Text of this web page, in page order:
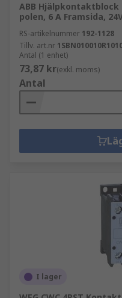
ABB Hjälpkontaktblock
polen, 6 A Framsida,
RS-artikelnummer 192-1128
Tillv. art.nr
Antal (1 enhet)
73,87 kr(exkl. moms)
Antal
I lager